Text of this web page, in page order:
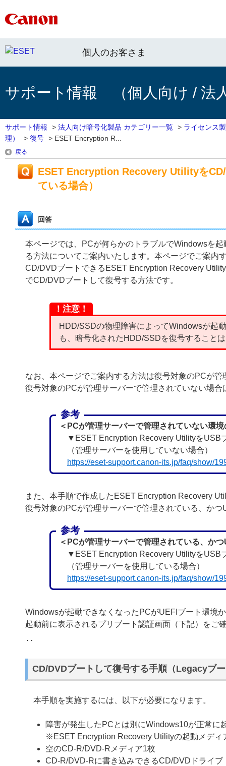
個人のお客さま
サポート情報 （個人向け / 法
サポート情報 > 法人向け暗号化製品 カテゴリー一覧 > ライセンス
理）
> 復号 > ESET Encryption R...
戻る
ESET Encryption Recovery UtilityをCD/
ている場合）
回答
本ページでは、PCが何らかのトラブルでWindowsを
る方法についてご案内いたします。本ページでご案内
CD/DVDブートできるESET Encryption Recovery
でCD/DVDブートして復号する方法です。
！注意！
HDD/SSDの物理障害によってWindowsが起
も、暗号化されたHDD/SSDを復号すること
なお、本ページでご案内する方法は復号対象のPCが
復号対象のPCが管理サーバーで管理されていない場
参考
＜PCが管理サーバーで管理されていない環
▼ESET Encryption Recovery UtilityをUSB
（管理サーバーを使用していない場合）
https://eset-support.canon-its.jp/faq/show/
また、本手順で作成したESET Encryption Recovery
復号対象のPCが管理サーバーで管理されている、か
参考
＜PCが管理サーバーで管理されている、か
▼ESET Encryption Recovery UtilityをUSB
（管理サーバーを使用している場合）
https://eset-support.canon-its.jp/faq/show/
Windowsが起動できなくなったPCがUEFIブート環境
起動前に表示されるプリブート認証画面（下記）をご
CD/DVDブートして復号する手順（Legacyブ
本手順を実施するには、以下が必要になります。
障害が発生したPCとは別にWindows10が正常に
※ESET Encryption Recovery Utilityの起動メディ
空のCD-R/DVD-Rメディア1枚
CD-R/DVD-Rに書き込みできるCD/DVDドライブ